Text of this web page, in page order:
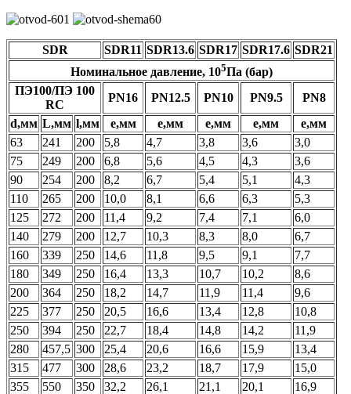
SDR SDR11 SDR13.6 SDR17 SDR17.6 SDR21
Номинальное давление, 105Па (бар)
ПЭ100/ПЭ 100
RC
PN16 PN12.5 PN10 PN9.5
PN8
d,мм L,мм l,мм е,мм е,мм е,мм е,мм
е,мм
63
241 200 5,8 4,7 3,8 3,6
3,0
75
249 200 6,8 5,6 4,5 4,3
3,6
90
254 200 8,2 6,7 5,4 5,1
4,3
110
265 200 10,0 8,1 6,6 6,3
5,3
125
272 200 11,4 9,2 7,4 7,1
6,0
140
279 200 12,7 10,3 8,3 8,0
6,7
160
339 250 14,6 11,8 9,5 9,1
7,7
180
349 250 16,4 13,3 10,7 10,2
8,6
200
364 250 18,2 14,7 11,9 11,4
9,6
225
377 250 20,5 16,6 13,4 12,8
10,8
250
394 250 22,7 18,4 14,8 14,2
11,9
280
457,5 300 25,4 20,6 16,6 15,9
13,4
315
477 300 28,6 23,2 18,7 17,9
15,0
355
550 350 32,2 26,1 21,1 20,1
16,9